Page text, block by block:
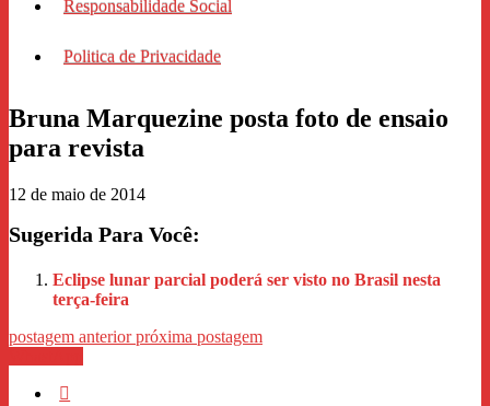
Responsabilidade Social
Politica de Privacidade
Bruna Marquezine posta foto de ensaio
para revista
12 de maio de 2014
Sugerida Para Você:
Eclipse lunar parcial poderá ser visto no Brasil nesta
terça-feira
postagem anteriorpróxima postagem